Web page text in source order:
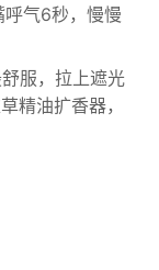
气6秒，慢慢
服，拉上遮光
精油扩香器，